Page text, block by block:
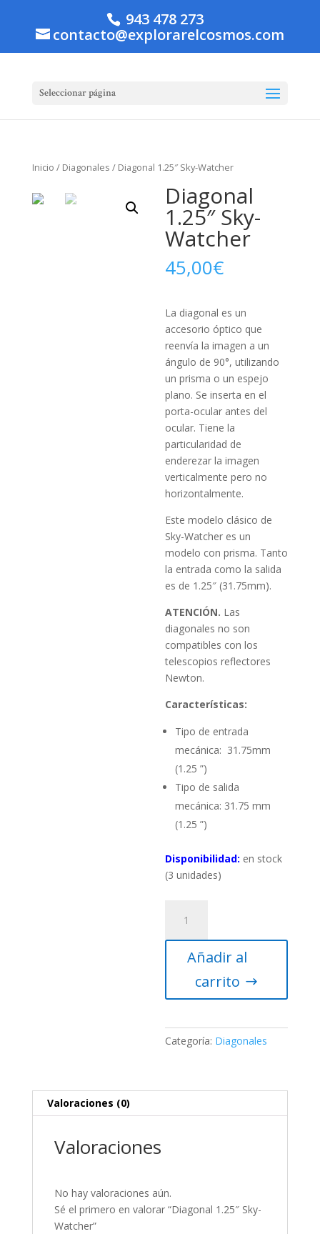
943 478 273
contacto@explorarelcosmos.com
Seleccionar página
Inicio / Diagonales / Diagonal 1.25″ Sky-Watcher
Diagonal
1.25″ Sky-
Watcher
45,00€
La diagonal es un
accesorio óptico que
reenvía la imagen a un
ángulo de 90°, utilizando
un prisma o un espejo
plano. Se inserta en el
porta-ocular antes del
ocular. Tiene la
particularidad de
enderezar la imagen
verticalmente pero no
horizontalmente.
Este modelo clásico de
Sky-Watcher es un
modelo con prisma. Tanto
la entrada como la salida
es de 1.25″ (31.75mm).
ATENCIÓN. Las
diagonales no son
compatibles con los
telescopios reflectores
Newton.
Características:
Tipo de entrada
mecánica: 31.75mm
(1.25 ”)
Tipo de salida
mecánica: 31.75 mm
(1.25 ”)
Disponibilidad: en stock
(3 unidades)
1.25"
Sky-
WatcherAñadir al
carrito
Categoría: Diagonales
Valoraciones (0)
Valoraciones
No hay valoraciones aún.
Sé el primero en valorar “Diagonal 1.25″ Sky-
Watcher”